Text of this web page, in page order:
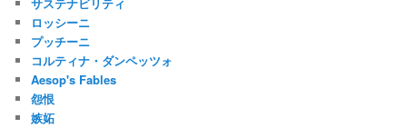
サステナビリティ
ロッシーニ
プッチーニ
コルティナ・ダンペッツォ
Aesop's Fables
怨恨
嫉妬